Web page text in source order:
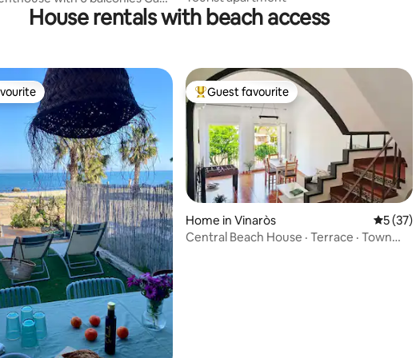
House rentals with beach access
10 reviews
Top guest favourite
Guest favourite
Home in Vinaròs 5 out
5 (37)
Central Beach House · Terrace · Town